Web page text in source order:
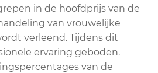
in de hoofdprijs van de
van vrouwelijke
verleend. Tijdens dit
ervaring geboden.
van de